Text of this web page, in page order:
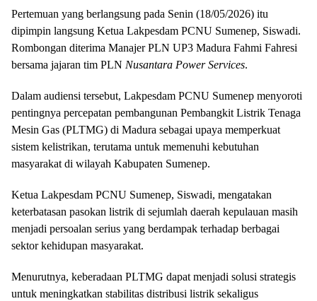
Pertemuan yang berlangsung pada Senin (18/05/2026) itu
dipimpin langsung Ketua Lakpesdam PCNU Sumenep, Siswadi.
Rombongan diterima Manajer PLN UP3 Madura Fahmi Fahresi
bersama jajaran tim PLN Nusantara Power Services.
Dalam audiensi tersebut, Lakpesdam PCNU Sumenep menyoroti
pentingnya percepatan pembangunan Pembangkit Listrik Tenaga
Mesin Gas (PLTMG) di Madura sebagai upaya memperkuat
sistem kelistrikan, terutama untuk memenuhi kebutuhan
masyarakat di wilayah Kabupaten Sumenep.
Ketua Lakpesdam PCNU Sumenep, Siswadi, mengatakan
keterbatasan pasokan listrik di sejumlah daerah kepulauan masih
menjadi persoalan serius yang berdampak terhadap berbagai
sektor kehidupan masyarakat.
Menurutnya, keberadaan PLTMG dapat menjadi solusi strategis
untuk meningkatkan stabilitas distribusi listrik sekaligus